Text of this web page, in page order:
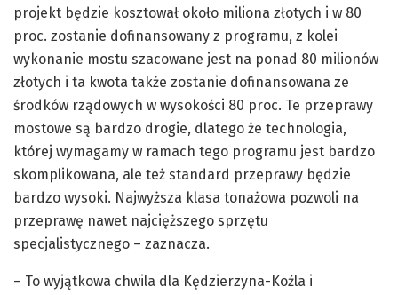
projekt będzie kosztował około miliona złotych i w 80
proc. zostanie dofinansowany z programu, z kolei
wykonanie mostu szacowane jest na ponad 80 milionów
złotych i ta kwota także zostanie dofinansowana ze
środków rządowych w wysokości 80 proc. Te przeprawy
mostowe są bardzo drogie, dlatego że technologia,
której wymagamy w ramach tego programu jest bardzo
skomplikowana, ale też standard przeprawy będzie
bardzo wysoki. Najwyższa klasa tonażowa pozwoli na
przeprawę nawet najcięższego sprzętu
specjalistycznego – zaznacza.
– To wyjątkowa chwila dla Kędzierzyna-Koźla i